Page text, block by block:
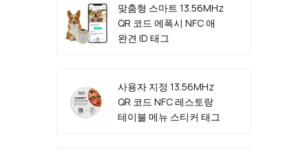
맞춤형 스마트 13.56MHz
QR 코드 에폭시 NFC 애
완견 ID 태그
사용자 지정 13.56MHz
QR 코드 NFC 레스토랑
테이블 메뉴 스티커 태그